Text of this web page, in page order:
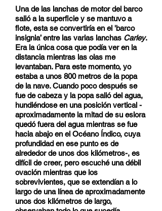
Una de las lanchas de motor del barco
salió a la superficie y se mantuvo a
flote, esta se convertiría en el 'barco
insignia’ entre las varias lanchas Carley.
Era la única cosa que podía ver en la
distancia mientras las olas me
levantaban. Para este momento, yo
estaba a unos 800 metros de la popa
de la nave. Cuando poco después se
fue de cabeza y la popa salió del agua,
hundiéndose en una posición vertical -
aproximadamente la mitad de su eslora
quedó fuera del agua mientras se fue
hacia abajo en el Océano Índico, cuya
profundidad en ese punto es de
alrededor de unos dos kilómetros-, es
difícil de creer, pero escuché una débil
ovación mientras que los
sobrevivientes, que se extendían a lo
largo de una línea de aproximadamente
unos dos kilómetros de largo,